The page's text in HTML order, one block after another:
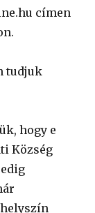
címen
tudjuk
hogy e
Község